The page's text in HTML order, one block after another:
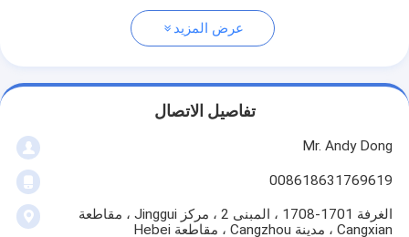
عرض المزيد
تفاصيل الاتصال
Mr. Andy Dong
008618631769619
الغرفة 1701-1708 ، المبنى 2 ، مركز Jinggui ، مقاطعة
Cangxian ، مدينة Cangzhou ، مقاطعة Hebei